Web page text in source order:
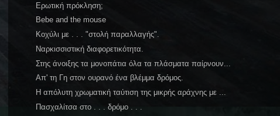
Ερωτική πρόκληση;
Bebe and the mouse
Κοχύλι με . . . "στολή παραλλαγής".
Ναρκισσιστική διαφορετικότητα.
Στης άνοιξης τα μονοπάτια όλα τα πλάσματα παίρνουν...
Απ' τη Γη στον ουρανό ένα βλέμμα δρόμος.
Η απόλυτη χρωματική ταύτιση της μικρής αράχνης με ...
Πασχαλίτσα στο . . . δρόμο . . .